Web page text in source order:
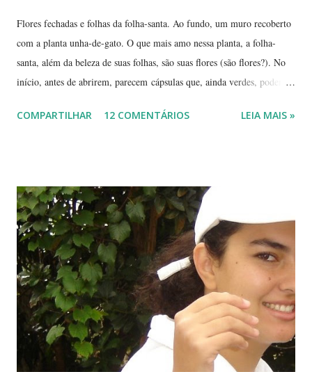
Flores fechadas e folhas da folha-santa. Ao fundo, um muro recoberto
com a planta unha-de-gato. O que mais amo nessa planta, a folha-
santa, além da beleza de suas folhas, são suas flores (são flores?). No
início, antes de abrirem, parecem cápsulas que, ainda verdes, podem
As fotos de hoje são de cachos de suas flores ainda amadurecendo.
família das crassuláceas - Folha-santa. Ao fundo: Agave, dracena e
palmeira açaí. Folha-santa ( Bryophyllum calycinum ). Família das
crassuláceas. Sua reprodução é bem fácil: de qualquer pedaço de
algum galho podem nascer várias mudas. Uma só muda em pouco
tempo transforma-se em uma moita. É uma planta medicinal. ...
COMPARTILHAR 12 COMENTÁRIOS LEIA MAIS »